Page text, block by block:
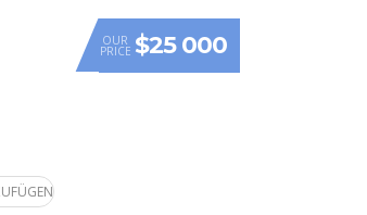
OUR
PRICE $25 000